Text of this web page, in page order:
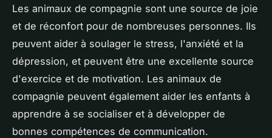
Les animaux de compagnie sont une source de joie
et de réconfort pour de nombreuses personnes. Ils
peuvent aider à soulager le stress, l'anxiété et la
dépression, et peuvent être une excellente source
d'exercice et de motivation. Les animaux de
compagnie peuvent également aider les enfants à
apprendre à se socialiser et à développer de
bonnes compétences de communication.